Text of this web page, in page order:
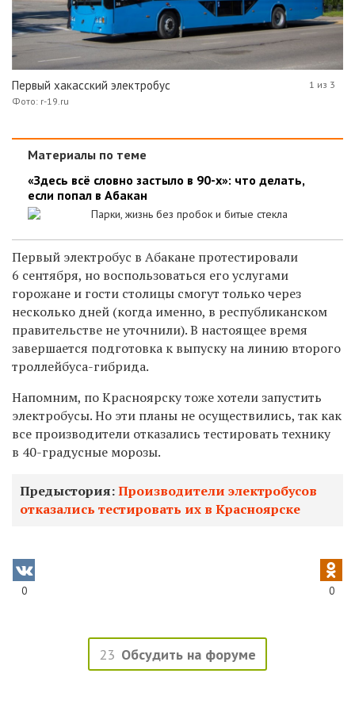
Первый хакасский электробус
Фото: r-19.ru
1 из 3
Материалы по теме
«Здесь всё словно застыло в 90-х»: что делать,
если попал в Абакан
Парки, жизнь без пробок и битые стекла
Первый электробус в Абакане протестировали
6 сентября, но воспользоваться его услугами
горожане и гости столицы смогут только через
несколько дней (когда именно, в республиканском
правительстве не уточнили). В настоящее время
завершается подготовка к выпуску на линию второго
троллейбуса-гибрида.
Напомним, по Красноярску тоже хотели запустить
электробусы. Но эти планы не осуществились, так как
все производители отказались тестировать технику
в 40-градусные морозы.
Предыстория:Производители электробусов
отказались тестировать их в Красноярске
0 0
23 Обсудить на форуме